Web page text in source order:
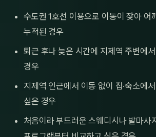
수도권 1호선 이용으로 이동이 잦아 어
누적된 경우
퇴근 후나 늦은 시간에 지제역 주변에
경우
지제역 인근에서 이동 없이 집·숙소에
싶은 경우
처음이라 부드러운 스웨디시나 발마사